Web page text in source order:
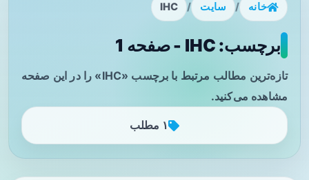
خانه / سایت /
IHC
برچسب: IHC - صفحه 1
تازه‌ترین مطالب مرتبط با برچسب «IHC» را در این صفحه
مشاهده می‌کنید.
۱ مطلب